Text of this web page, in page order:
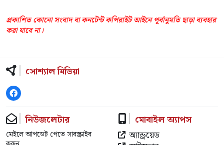
প্রকাশিত কোনো সংবাদ বা কনটেন্ট কপিরাইট আইনে পূর্বানুমতি ছাড়া ব্যবহার
করা যাবে না।
সোশ্যাল মিডিয়া
নিউজলেটার
মেইলে আপডেট পেতে সাবস্ক্রাইব
মোবাইল অ্যাপস
অ্যান্ড্রয়েড